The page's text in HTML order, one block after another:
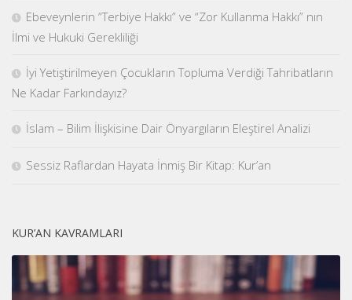
Ebeveynlerin “Terbiye Hakkı” ve “Zor Kullanma Hakkı” nın
İlmi ve Hukuki Gerekliliği
İyi Yetiştirilmeyen Çocukların Topluma Verdiği Tahribatların
Ne Kadar Farkındayız?
İslam – Bilim İlişkisine Dair Önyargıların Eleştirel Analizi
Sessiz Raflardan Hayata İnmiş Bir Kitap: Kur’an
KUR’AN KAVRAMLARI